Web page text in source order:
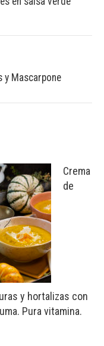
y Mascarpone
Crema
de
y hortalizas con
Pura vitamina.